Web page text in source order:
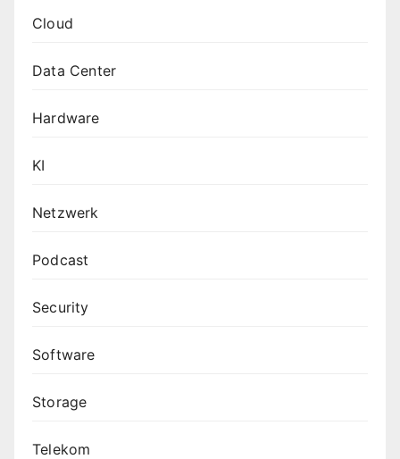
Cloud
Data Center
Hardware
KI
Netzwerk
Podcast
Security
Software
Storage
Telekom